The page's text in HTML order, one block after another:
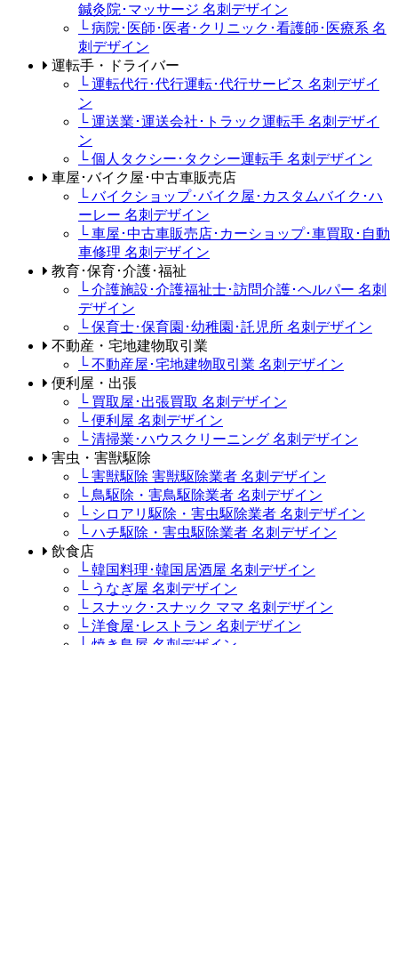
鍼灸院･マッサージ 名刺デザイン
└ 病院･医師･医者･クリニック･看護師･医療系 名
刺デザイン
運転手・ドライバー
└ 運転代行･代行運転･代行サービス 名刺デザイ
ン
└ 運送業･運送会社･トラック運転手 名刺デザイ
ン
└ 個人タクシー･タクシー運転手 名刺デザイン
車屋･バイク屋･中古車販売店
└ バイクショップ･バイク屋･カスタムバイク･ハ
ーレー 名刺デザイン
└ 車屋･中古車販売店･カーショップ･車買取･自動
車修理 名刺デザイン
教育･保育･介護･福祉
└ 介護施設･介護福祉士･訪問介護･ヘルパー 名刺
デザイン
└ 保育士･保育園･幼稚園･託児所 名刺デザイン
不動産・宅地建物取引業
└ 不動産屋･宅地建物取引業 名刺デザイン
便利屋・出張
└ 買取屋･出張買取 名刺デザイン
└ 便利屋 名刺デザイン
└ 清掃業･ハウスクリーニング 名刺デザイン
害虫・害獣駆除
└ 害獣駆除 害獣駆除業者 名刺デザイン
└ 鳥駆除・害鳥駆除業者 名刺デザイン
└ シロアリ駆除・害虫駆除業者 名刺デザイン
└ ハチ駆除・害虫駆除業者 名刺デザイン
飲食店
└ 韓国料理･韓国居酒屋 名刺デザイン
└ うなぎ屋 名刺デザイン
└ スナック･スナック ママ 名刺デザイン
└ 洋食屋･レストラン 名刺デザイン
└ 焼き鳥屋 名刺デザイン